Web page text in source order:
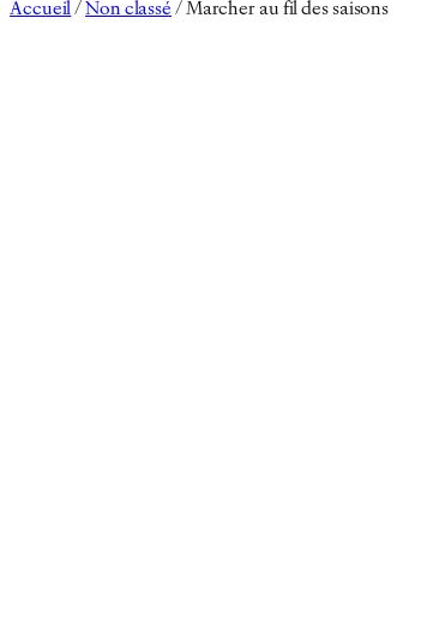
Accueil /Non classé / Marcher au fil des saisons